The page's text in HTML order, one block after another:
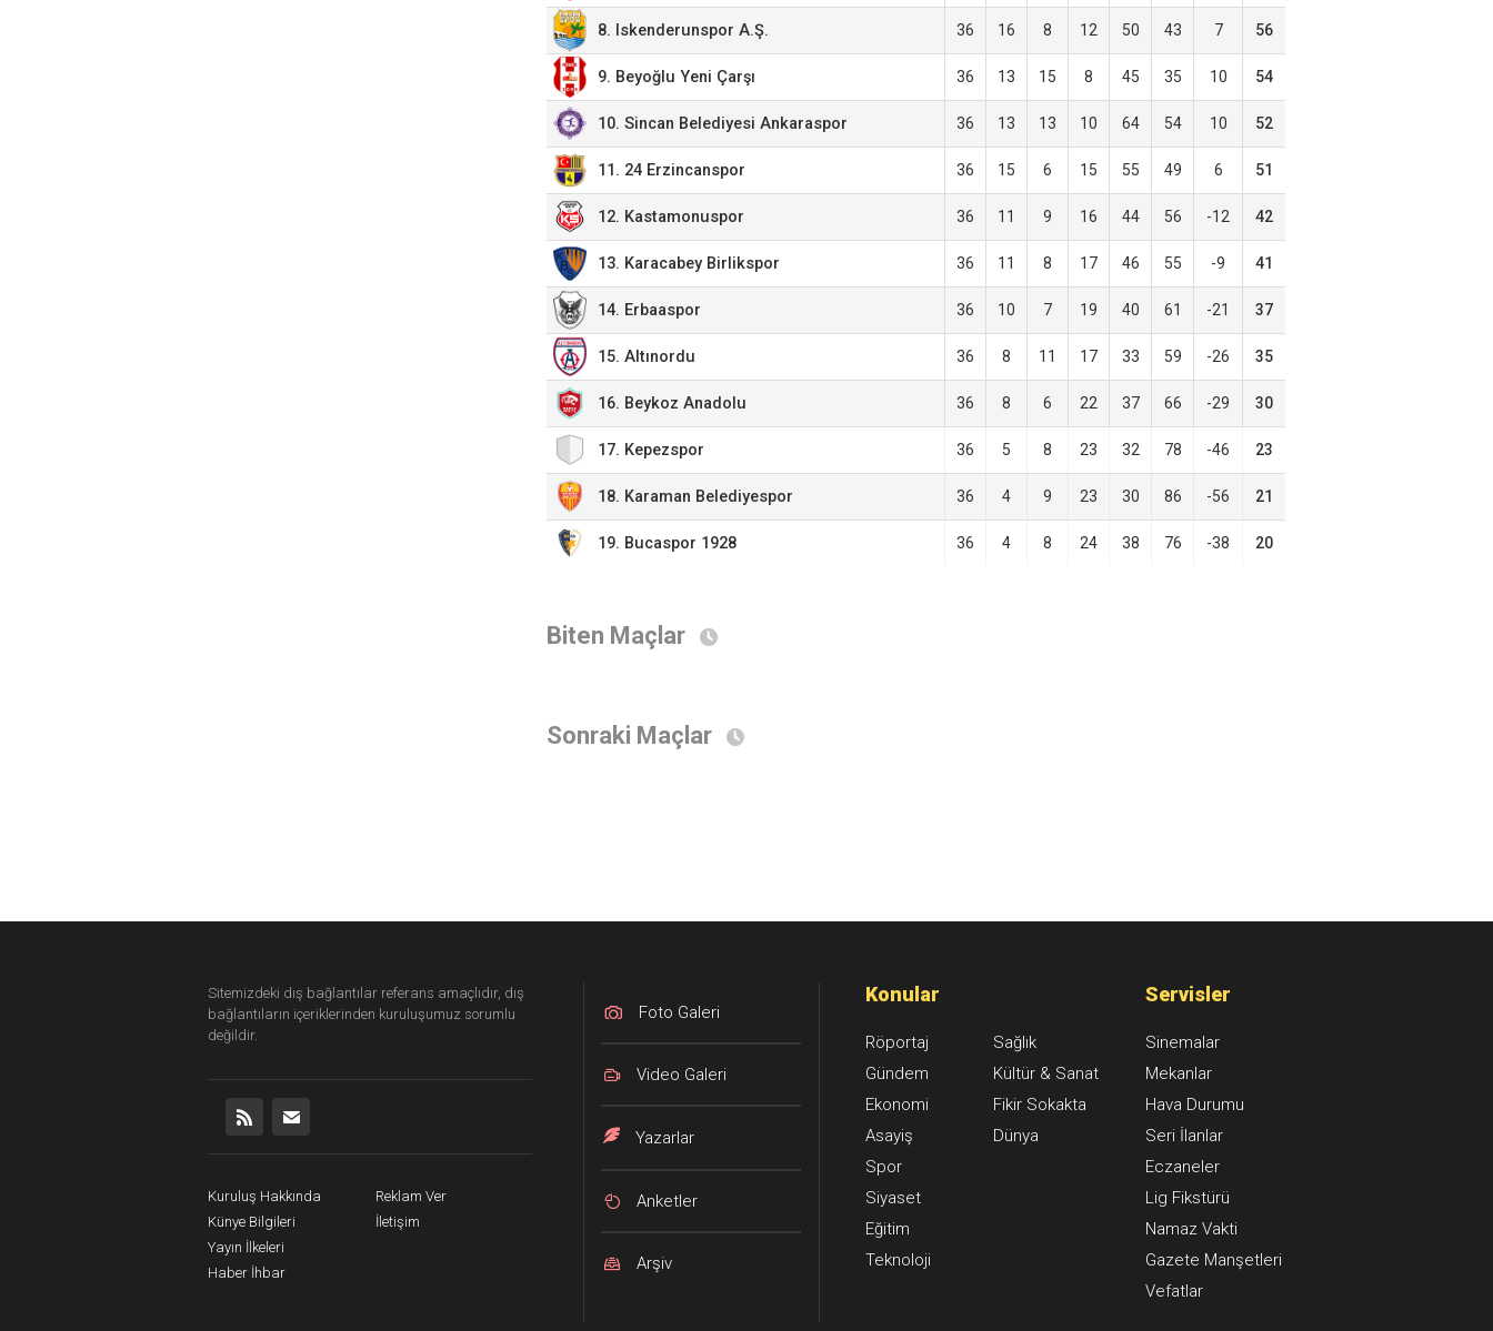
8. Iskenderunspor A.Ş. 36 16 8 12 50 43 7 56
9. Beyoğlu Yeni Çarşı 36 13 15 8 45 35 10 54
10. Sincan Belediyesi Ankaraspor 36 13 13 10 64 54 10 52
11. 24 Erzincanspor 36 15 6 15 55 49 6 51
12. Kastamonuspor 36 11 9 16 44 56 -12 42
13. Karacabey Birlikspor 36 11 8 17 46 55 -9 41
14. Erbaaspor 36 10 7 19 40 61 -21 37
15. Altınordu 36 8 11 17 33 59 -26 35
16. Beykoz Anadolu 36 8 6 22 37 66 -29 30
17. Kepezspor 36 5 8 23 32 78 -46 23
18. Karaman Belediyespor 36 4 9 23 30 86 -56 21
19. Bucaspor 1928 36 4 8 24 38 76 -38 20
Biten Maçlar
Sonraki Maçlar
Sitemizdeki dış bağlantılar referans amaçlıdır, dış
bağlantıların içeriklerinden kuruluşumuz sorumlu
değildir.
Kuruluş Hakkında
Künye Bilgileri
Yayın İlkeleri
Haber İhbar
Reklam Ver
İletişim
Foto Galeri
Video Galeri
Yazarlar
Anketler
Arşiv
Konular
Röportaj
Gündem
Ekonomi
Asayiş
Spor
Siyaset
Eğitim
Teknoloji
Sağlık
Kültür & Sanat
Fikir Sokakta
Dünya
Servisler
Sinemalar
Mekanlar
Hava Durumu
Seri İlanlar
Eczaneler
Lig Fikstürü
Namaz Vakti
Gazete Manşetleri
Vefatlar